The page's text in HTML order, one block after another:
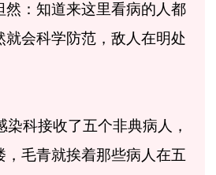
然：知道来这里看病的人都
就会科学防范，敌人在明处
科接收了五个非典病人，
，毛青就挨着那些病人在五